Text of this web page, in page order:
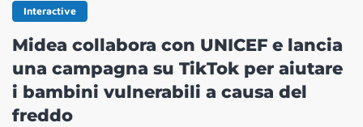
Interactive
Midea collabora con UNICEF e lancia
una campagna su TikTok per aiutare
i bambini vulnerabili a causa del
freddo